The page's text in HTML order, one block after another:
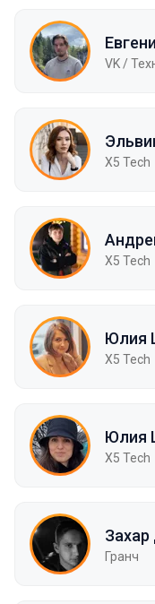
VK /
X5 Tech
X5 Tech
Юлия
X5 Tech
Юлия
X5 Tech
Гранч